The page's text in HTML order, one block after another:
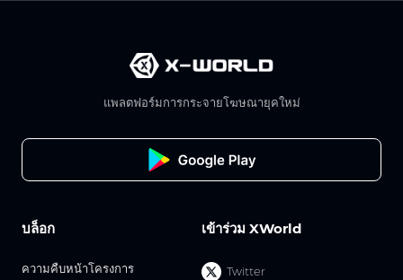
แพลตฟอร์มการกระจายโฆษณายุคใหม่
เข้าร่วม XWorld
Twitter
บล็อก
ความคืบหน้าโครงการ